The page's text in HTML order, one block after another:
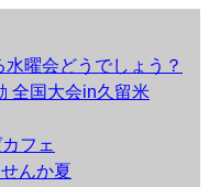
曜会どうでしょう？
全国大会in久留米
フェ
んか夏